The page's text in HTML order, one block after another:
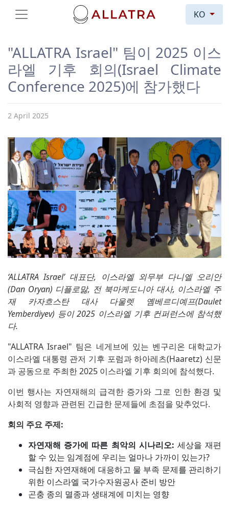
KO
"ALLATRA Israel" 팀이 2025 이스
라엘 기후 회의(Israel Climate
Conference 2025)에 참가했다
2 April 2025
‘ALLATRA Israel’ 대표단, 이스라엘 외무부 다니엘 오리안
(Dan Oryan) 디플로맗, 전 북마케도니아 대사, 이스라엘 주
재 카자흐스탄 대사 다울렛 옘베르디예프(Daulet
Yemberdiyev) 등이 2025 이스라엘 기후 컨퍼런스에 참석했
다.
"ALLATRA Israel" 팀은 네게브에 있는 벤구리온 대학교가
이스라엘 대통령 관저 기후 포럼과 하아레츠(Haaretz) 신문
과 공동으로 주최한 2025 이스라엘 기후 회의에 참석했다.
이번 행사는 자연재해의 급격한 증가와 그로 인한 환경 및
사회적 영향과 관련된 긴급한 문제들에 초점을 맞추었다.
회의 주요 주제:
자연재해 증가에 따른 최악의 시나리오: 세상을 재편
할 수 있는 임계점에 우리는 얼마나 가까이 있는가?
극심한 자연재해에 대응하고 물 부족 문제를 관리하기
위한 이스라엘 국가수자원공사 준비 방안
곤충 종의 멸종과 생태계에 미치는 영향